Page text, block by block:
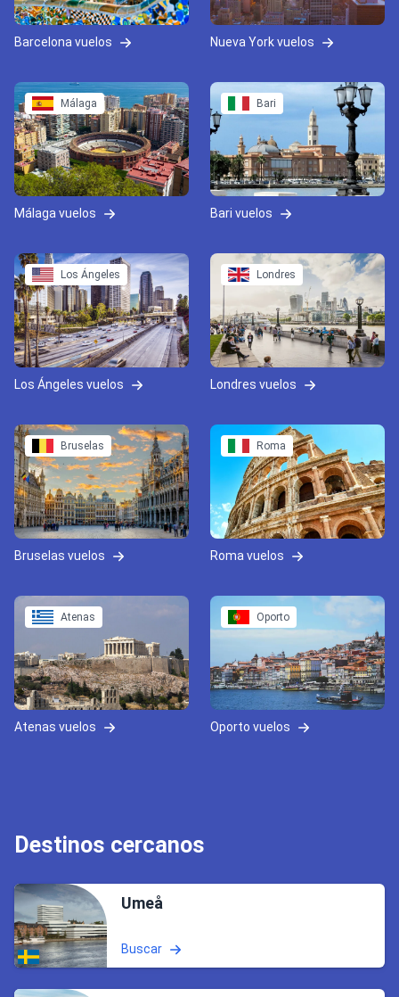
Barcelona vuelos Nueva York vuelos
Málaga
Málaga vuelos
Bari
Bari vuelos
Los Ángeles
Los Ángeles vuelos
Londres
Londres vuelos
Bruselas
Bruselas vuelos
Roma
Roma vuelos
Atenas
Atenas vuelos
Oporto
Oporto vuelos
Destinos cercanos
Umeå
Buscar